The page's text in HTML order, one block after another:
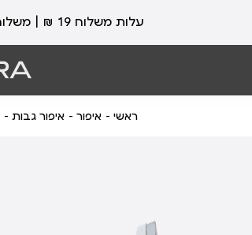
עלות משלוח 19 ₪ | משלוח חינם עד הבית בכל קנייה מעל 99 ₪
ראשי איפור איפור גבות